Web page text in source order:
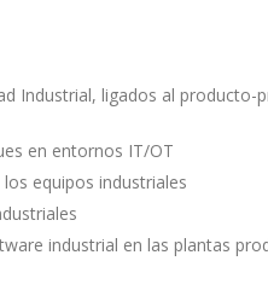
Industrial, ligados al producto-
en entornos IT/OT
equipos industriales
industrial en las plantas